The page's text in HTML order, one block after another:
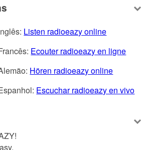
Listen radioeazy online
Ecouter radioeazy en ligne
Hören radioeazy online
Escuchar radioeazy en vivo